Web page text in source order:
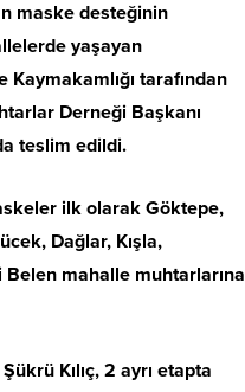
maske desteğinin
yaşayan
tarafından
Derneği Başkanı
teslim edildi.
ilk olarak Göktepe,
Dağlar, Kışla,
Belen mahalle muhtarlarına
Kılıç, 2 ayrı etapta